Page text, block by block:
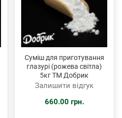
Суміш для приготування
глазурі (рожева світла)
5кг ТМ Добрик
Залишити відгук
660.00 грн.